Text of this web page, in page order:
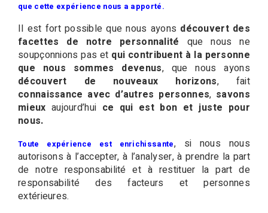
que cette expérience nous a apporté.
Il est fort possible que nous ayons découvert des
facettes de notre personnalité que nous ne
soupçonnions pas et qui contribuent à la personne
que nous sommes devenus, que nous ayons
découvert de nouveaux horizons, fait
connaissance avec d’autres personnes, savons
mieux aujourd’hui ce qui est bon et juste pour
nous.
Toute expérience est enrichissante, si nous nous
autorisons à l’accepter, à l’analyser, à prendre la part
de notre responsabilité et à restituer la part de
responsabilité des facteurs et personnes
extérieures.